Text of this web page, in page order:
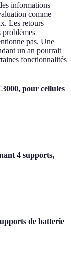
informations
comme
Les retours
problèmes
pas. Une
un an pourrait
fonctionnalités
pour cellules
4 supports,
de batterie